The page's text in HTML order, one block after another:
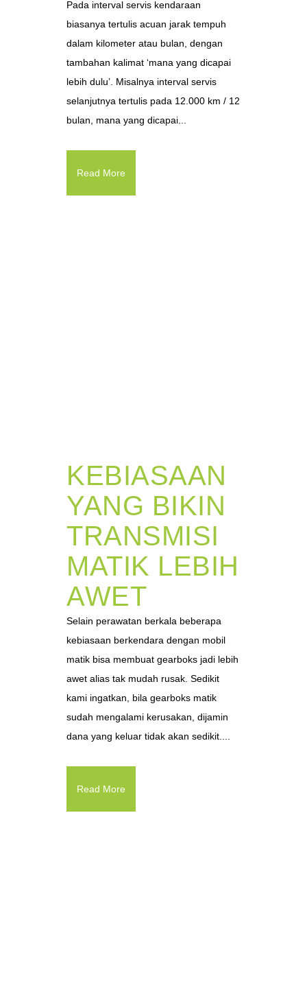
Pada interval servis kendaraan
biasanya tertulis acuan jarak tempuh
dalam kilometer atau bulan, dengan
tambahan kalimat ‘mana yang dicapai
lebih dulu’. Misalnya interval servis
selanjutnya tertulis pada 12.000 km / 12
bulan, mana yang dicapai...
Read More
KEBIASAAN
YANG BIKIN
TRANSMISI
MATIK LEBIH
AWET
Selain perawatan berkala beberapa
kebiasaan berkendara dengan mobil
matik bisa membuat gearboks jadi lebih
awet alias tak mudah rusak. Sedikit
kami ingatkan, bila gearboks matik
sudah mengalami kerusakan, dijamin
dana yang keluar tidak akan sedikit....
Read More